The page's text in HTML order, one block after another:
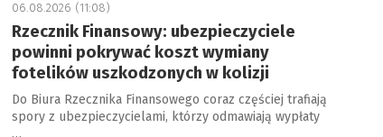
06.08.2026 (11:08)
Rzecznik Finansowy: ubezpieczyciele
powinni pokrywać koszt wymiany
fotelików uszkodzonych w kolizji
Do Biura Rzecznika Finansowego coraz częściej trafiają
spory z ubezpieczycielami, którzy odmawiają wypłaty
…